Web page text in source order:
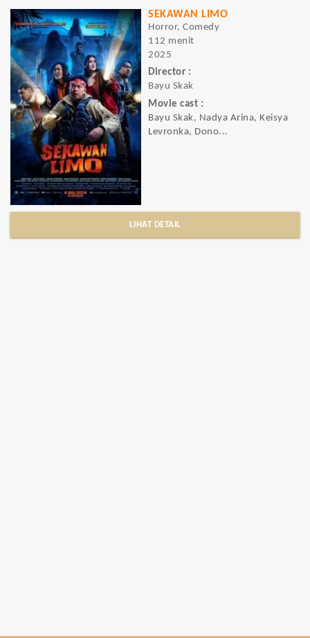
SEKAWAN LIMO
Horror, Comedy
112 menit
2025
Director :
Bayu Skak
Movie cast :
Bayu Skak, Nadya Arina, Keisya
Levronka, Dono...
LIHAT DETAIL